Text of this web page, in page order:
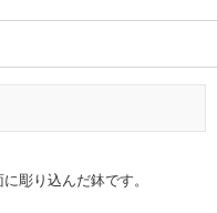
彫り込んだ鉢です。